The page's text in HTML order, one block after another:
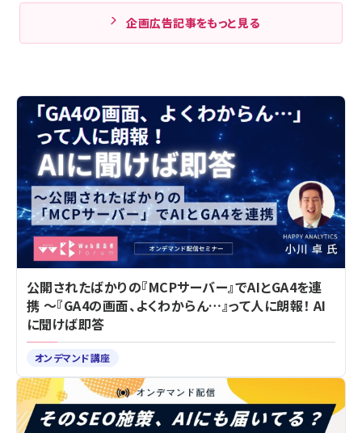
企画広告記事をもっと見る
公開されたばかりの『MCPサーバー』でAIとGA4を連
携 ～『GA4の画面、よくわからん…』って人に朗報！ AI
に聞けば即答
オンデマンド講座